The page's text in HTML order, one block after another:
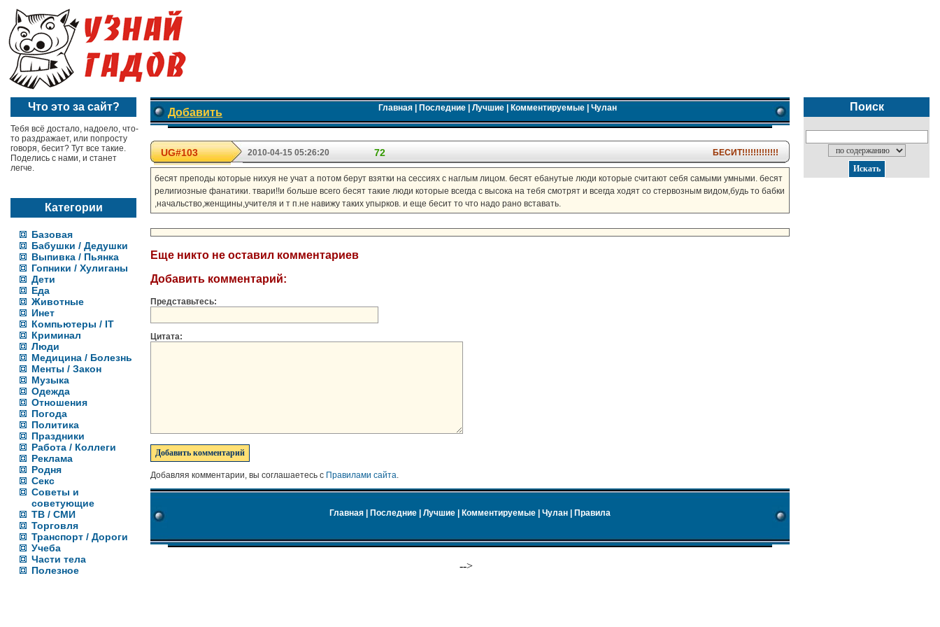
Что это за сайт?
Тебя всё достало, надоело, что-
то раздражает, или попросту
говоря, бесит? Тут все такие.
Поделись с нами, и станет
легче.
Категории
Базовая
Бабушки / Дедушки
Выпивка / Пьянка
Гопники / Хулиганы
Дети
Еда
Животные
Инет
Компьютеры / IT
Криминал
Люди
Медицина / Болезнь
Менты / Закон
Музыка
Одежда
Отношения
Погода
Политика
Праздники
Работа / Коллеги
Реклама
Родня
Секс
Советы и
советующие
ТВ / СМИ
Торговля
Транспорт / Дороги
Учеба
Части тела
Полезное
Добавить Главная| Последние| Лучшие| Комментируемые| Чулан
UG#103 2010-04-15 05:26:20 72 БЕСИТ!!!!!!!!!!!!!
бесят преподы которые нихуя не учат а потом берут взятки на сессиях с наглым лицом. бесят ебанутые люди которые считают себя самыми умными. бесят
религиозные фанатики. твари!!и больше всего бесят такие люди которые всегда с высока на тебя смотрят и всегда ходят со стервозным видом,будь то бабки
,начальство,женщины,учителя и т п.не навижу таких упырков. и еще бесит то что надо рано вставать.
Еще никто не оставил комментариев
Добавить комментарий:
Представьтесь:
Цитата:
Добавляя комментарии, вы соглашаетесь с Правилами сайта.
Главная Последние Лучшие Комментируемые Чулан Правила
-->
Поиск